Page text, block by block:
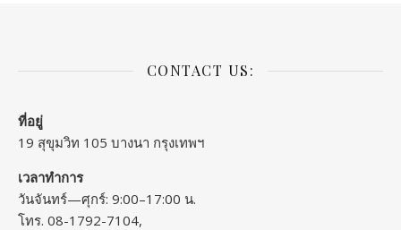
CONTACT US:
ที่อยู่
19 สุขุมวิท 105 บางนา กรุงเทพฯ
เวลาทำการ
วันจันทร์—ศุกร์: 9:00–17:00 น.
โทร. 08-1792-7104,